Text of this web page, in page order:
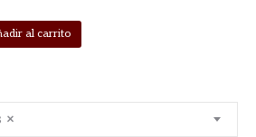
al carrito
×